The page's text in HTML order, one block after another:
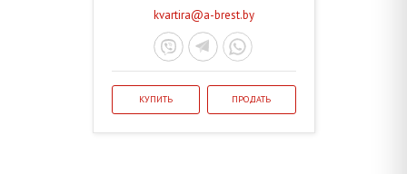
kvartira@a-brest.by
КУПИТЬ ПРОДАТЬ